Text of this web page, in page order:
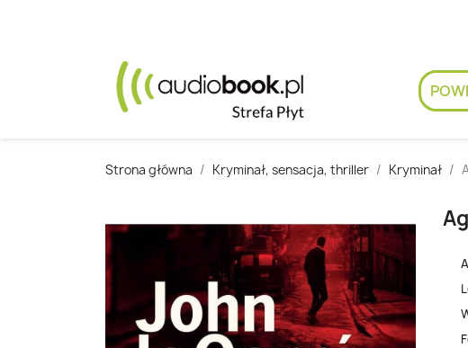
Strona główna Kryminał, sensacja, thriller Kryminał